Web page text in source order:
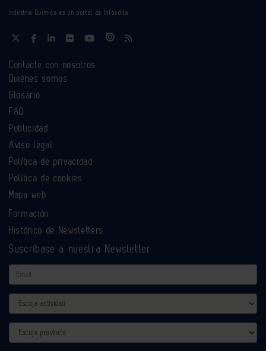
Industria Química es un portal de Infoedita
Contacte con nosotros
Quiénes somos
Glosario
FAQ
Publicidad
Aviso legal
Política de privacidad
Política de cookies
Mapa web
Formación
Histórico de Newsletters
Suscríbase a nuestra Newsletter
Email
Actividad
Provincia